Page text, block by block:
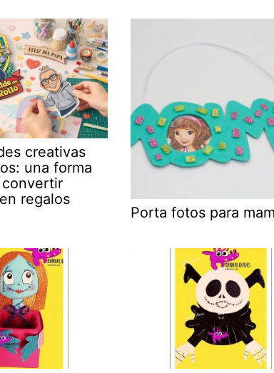
creativas
una forma
regalos
Porta fotos para